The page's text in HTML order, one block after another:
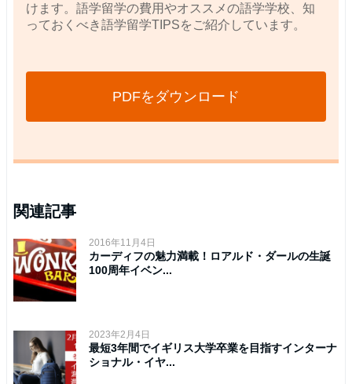
けます。語学留学の費用やオススメの語学学校、知
っておくべき語学留学TIPSをご紹介しています。
PDFをダウンロード
関連記事
2016年11月4日
カーディフの魅力満載！ロアルド・ダールの生誕
100周年イベン...
2023年2月4日
最短3年間でイギリス大学卒業を目指すインターナ
ショナル・イヤ...